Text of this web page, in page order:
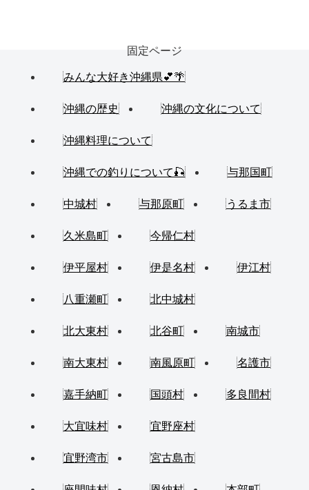
固定ページ
みんな大好き沖縄県💕🌴
沖縄の歴史 沖縄の文化について
沖縄料理について
沖縄での釣りについて🎣 与那国町
中城村 与那原町 うるま市
久米島町 今帰仁村
伊平屋村 伊是名村 伊江村
八重瀬町 北中城村
北大東村 北谷町 南城市
南大東村 南風原町 名護市
嘉手納町 国頭村 多良間村
大宜味村 宜野座村
宜野湾市 宮古島市